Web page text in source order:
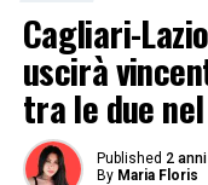
Cagliari-
uscirà
tra le due
Published 2
By Maria Floris